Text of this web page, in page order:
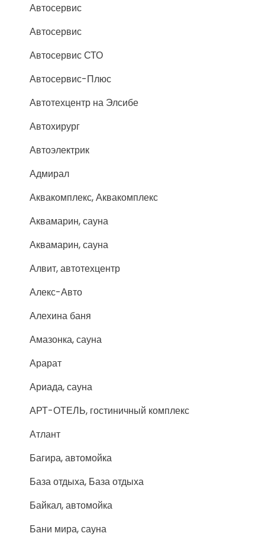
Автосервис
Автосервис
Автосервис СТО
Автосервис-Плюс
Автотехцентр на Элсибе
Автохирург
Автоэлектрик
Адмирал
Аквакомплекс, Аквакомплекс
Аквамарин, сауна
Аквамарин, сауна
Алвит, автотехцентр
Алекс-Авто
Алехина баня
Амазонка, сауна
Арарат
Ариада, сауна
АРТ-ОТЕЛЬ, гостиничный комплекс
Атлант
Багира, автомойка
База отдыха, База отдыха
Байкал, автомойка
Бани мира, сауна